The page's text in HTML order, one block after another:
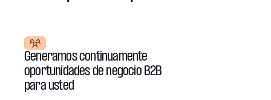
Generamos continuamente
oportunidades de negocio B2B
para usted